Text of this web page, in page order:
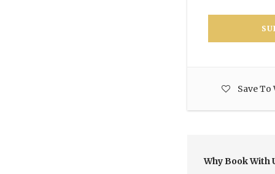
Save To
Why Book With